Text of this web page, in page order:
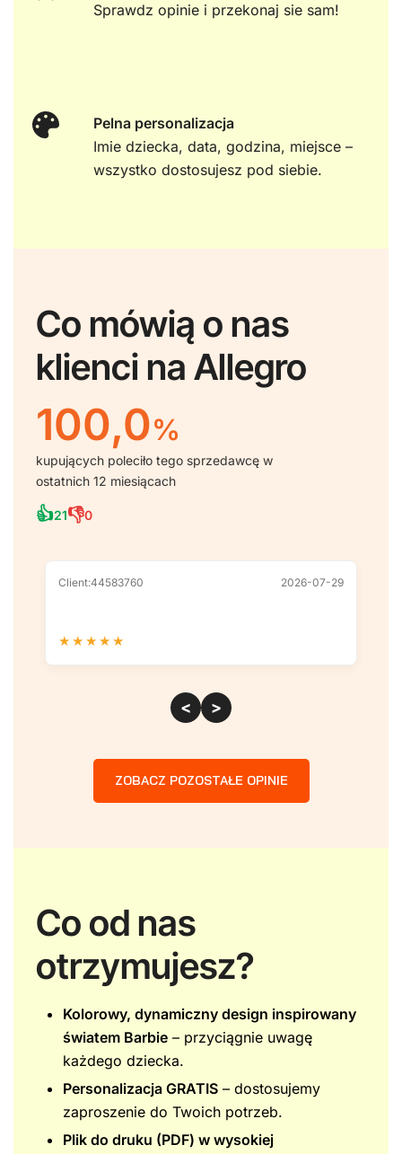
Sprawdz opinie i przekonaj sie sam!
Pelna personalizacja
Imie dziecka, data, godzina, miejsce –
wszystko dostosujesz pod siebie.
Co mówią o nas
klienci na Allegro
100,0%
kupujących poleciło tego sprzedawcę w
ostatnich 12 miesiącach
👍21👎0
Client:44583760 2026-07-29
★ ★ ★ ★ ★
< >
ZOBACZ POZOSTAŁE OPINIE
Co od nas
otrzymujesz?
Kolorowy, dynamiczny design inspirowany
światem Barbie – przyciągnie uwagę
każdego dziecka.
Personalizacja GRATIS – dostosujemy
zaproszenie do Twoich potrzeb.
Plik do druku (PDF) w wysokiej